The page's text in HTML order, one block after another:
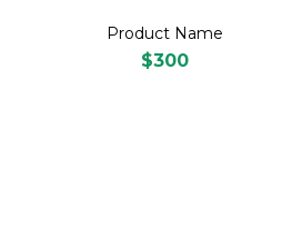
Product Name
$300